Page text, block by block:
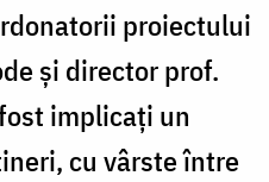
proiectului
și director prof.
implicați un
cu vârste între